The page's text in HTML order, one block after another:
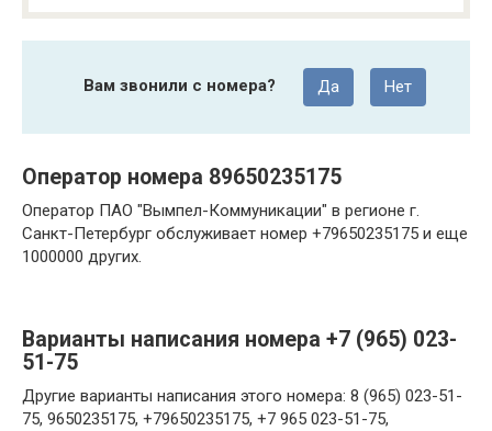
Вам звонили с номера? Да Нет
Оператор номера 89650235175
Оператор ПАО "Вымпел-Коммуникации" в регионе г.
Санкт-Петербург обслуживает номер +79650235175 и еще
1000000 других.
Варианты написания номера +7 (965) 023-
51-75
Другие варианты написания этого номера: 8 (965) 023-51-
75, 9650235175, +79650235175, +7 965 023-51-75,